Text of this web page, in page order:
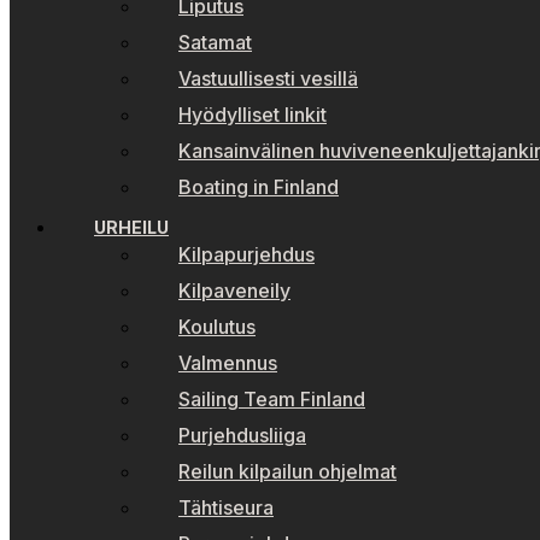
Liputus
Satamat
Vastuullisesti vesillä
Hyödylliset linkit
Kansainvälinen
Boating in Finland
URHEILU
Kilpapurjehdus
Kilpaveneily
Koulutus
Valmennus
Sailing Team Finland
Purjehdusliiga
Reilun kilpailun ohjelmat
Tähtiseura